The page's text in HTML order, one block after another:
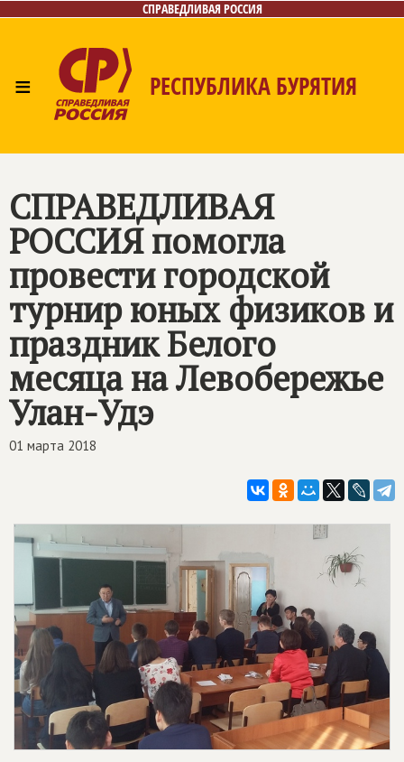
СПРАВЕДЛИВАЯ РОССИЯ
≡ РЕСПУБЛИКА БУРЯТИЯ
Контакты
СПРАВЕДЛИВАЯ
РОССИЯпомогла
провести городской
турнир юных физиков и
праздник Белого
месяца на Левобережье
Улан-Удэ
01 марта 2018